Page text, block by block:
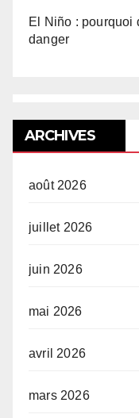
El Niño : pourquoi
danger
ARCHIVES
août 2026
juillet 2026
juin 2026
mai 2026
avril 2026
mars 2026